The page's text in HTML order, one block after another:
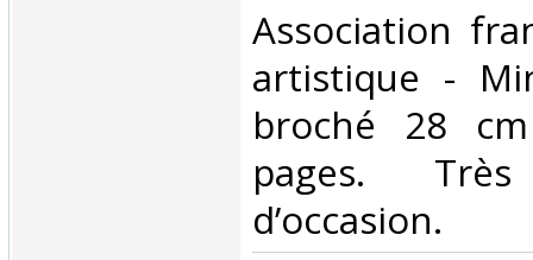
‎Association
artistique -
broché 28
pages.
d’occasion.‎